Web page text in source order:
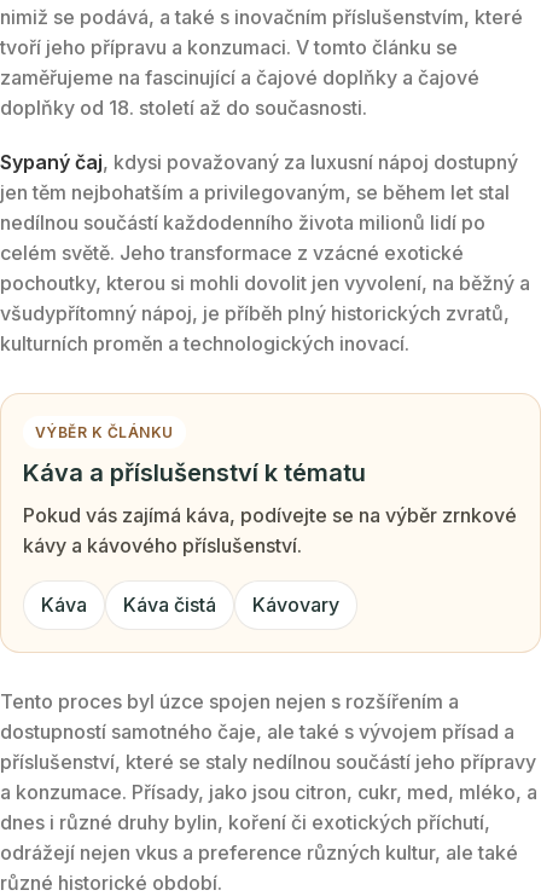
nimiž se podává, a také s inovačním příslušenstvím, které
tvoří jeho přípravu a konzumaci. V tomto článku se
zaměřujeme na fascinující a čajové doplňky a čajové
doplňky od 18. století až do současnosti.
Sypaný čaj, kdysi považovaný za luxusní nápoj dostupný
jen těm nejbohatším a privilegovaným, se během let stal
nedílnou součástí každodenního života milionů lidí po
celém světě. Jeho transformace z vzácné exotické
pochoutky, kterou si mohli dovolit jen vyvolení, na běžný a
všudypřítomný nápoj, je příběh plný historických zvratů,
kulturních proměn a technologických inovací.
VÝBĚR K ČLÁNKU
Káva a příslušenství k tématu
Pokud vás zajímá káva, podívejte se na výběr zrnkové
kávy a kávového příslušenství.
Káva Káva čistá Kávovary
Tento proces byl úzce spojen nejen s rozšířením a
dostupností samotného čaje, ale také s vývojem přísad a
příslušenství, které se staly nedílnou součástí jeho přípravy
a konzumace. Přísady, jako jsou citron, cukr, med, mléko, a
dnes i různé druhy bylin, koření či exotických příchutí,
odrážejí nejen vkus a preference různých kultur, ale také
různé historické období.